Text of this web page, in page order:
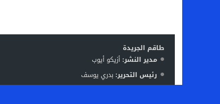
طاقم الجريدة
مدير النشر: أزيكو أيوب
رئيس التحرير: بدري يوسف